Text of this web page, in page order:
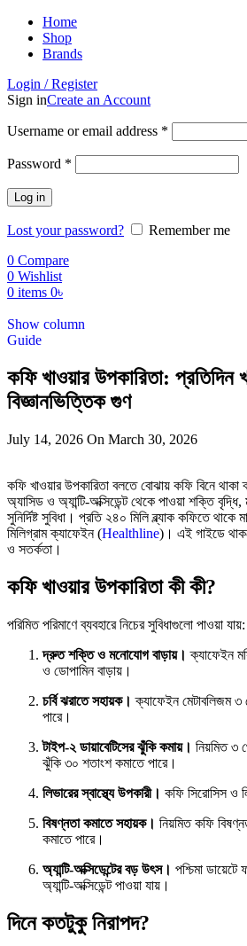
Home
Shop
Brands
Login / Register
Sign inCreate an Account
Username or email address *
Password *
Log in
Lost your password?
Remember me
0 Compare
0 Wishlist
0 items 0৳
Show column
Guide
কফি খাওয়ার উপকারিতা: প্রতিদিন
বিজ্ঞানভিত্তিক গুণ
July 14, 2026 On March 30, 2026
কফি খাওয়ার উপকারিতা বলতে বোঝায় কফি বিনে
অ্যাসিড ও অ্যান্টি-অক্সিডেন্ট থেকে পাওয়া শক্তি
সুনির্দিষ্ট সুবিধা। প্রতি ২৪০ মিলি ব্ল্যাক কফিতে
মিলিগ্রাম ক্যাফেইন (Healthline)। এই গাইডে
ও সতর্কতা।
কফি খাওয়ার উপকারিতা কী কী?
পরিমিত পরিমাণে ব্যবহারে নিচের সুবিধাগুলো পাওয়া যায়:
দ্রুত শক্তি ও মনোযোগ বাড়ায়। ক্যাফেইন
ও ডোপামিন বাড়ায়।
চর্বি ঝরাতে সহায়ক। ক্যাফেইন মেটাবলিজম ৩
পারে।
টাইপ-২ ডায়াবেটিসের ঝুঁকি কমায়। নিয়মিত ৩
ঝুঁকি ৩০ শতাংশ কমাতে পারে।
লিভারের স্বাস্থ্যে উপকারী। কফি সিরোসিস ও
বিষণ্নতা কমাতে সহায়ক। নিয়মিত কফি
কমাতে পারে।
অ্যান্টি-অক্সিডেন্টের বড় উৎস। পশ্চিমা
অ্যান্টি-অক্সিডেন্ট পাওয়া যায়।
দিনে কতটুকু নিরাপদ?